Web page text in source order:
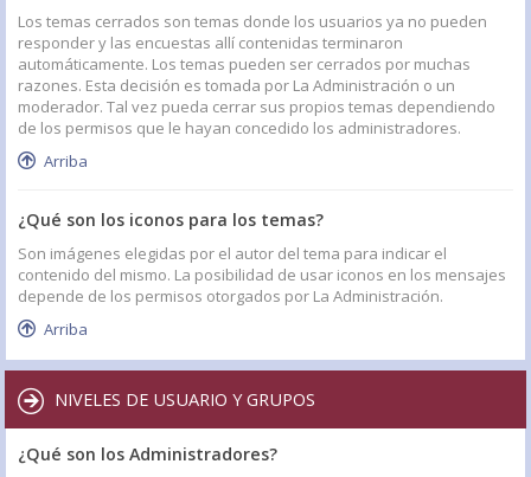
Los temas cerrados son temas donde los usuarios ya no pueden
responder y las encuestas allí contenidas terminaron
automáticamente. Los temas pueden ser cerrados por muchas
razones. Esta decisión es tomada por La Administración o un
moderador. Tal vez pueda cerrar sus propios temas dependiendo
de los permisos que le hayan concedido los administradores.
Arriba
¿Qué son los iconos para los temas?
Son imágenes elegidas por el autor del tema para indicar el
contenido del mismo. La posibilidad de usar iconos en los mensajes
depende de los permisos otorgados por La Administración.
Arriba
NIVELES DE USUARIO Y GRUPOS
¿Qué son los Administradores?